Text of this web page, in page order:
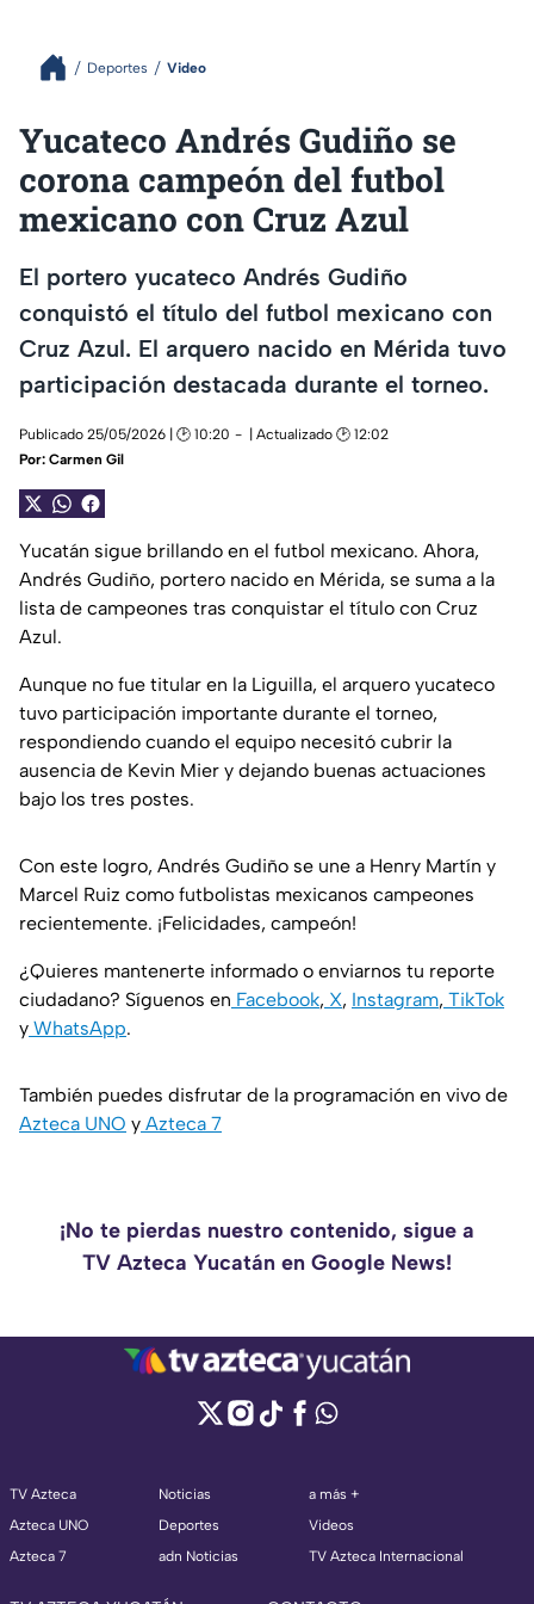
Deportes Video
Yucateco Andrés Gudiño se
corona campeón del futbol
mexicano con Cruz Azul
El portero yucateco Andrés Gudiño
conquistó el título del futbol mexicano con
Cruz Azul. El arquero nacido en Mérida tuvo
participación destacada durante el torneo.
Publicado 25/05/2026 | 🕑 10:20
| Actualizado 🕑 12:02
Por: Carmen Gil
Yucatán sigue brillando en el futbol mexicano. Ahora,
Andrés Gudiño, portero nacido en Mérida, se suma a la
lista de campeones tras conquistar el título con Cruz
Azul.
Aunque no fue titular en la Liguilla, el arquero yucateco
tuvo participación importante durante el torneo,
respondiendo cuando el equipo necesitó cubrir la
ausencia de Kevin Mier y dejando buenas actuaciones
bajo los tres postes.
Con este logro, Andrés Gudiño se une a Henry Martín y
Marcel Ruiz como futbolistas mexicanos campeones
recientemente. ¡Felicidades, campeón!
¿Quieres mantenerte informado o enviarnos tu reporte
ciudadano? Síguenos en Facebook, X, Instagram, TikTok
y WhatsApp.
También puedes disfrutar de la programación en vivo de
Azteca UNO y Azteca 7
¡No te pierdas nuestro contenido, sigue a
TV Azteca Yucatán en Google News!
TV Azteca
Azteca UNO
Azteca 7
Noticias
Deportes
adn Noticias
a más +
Videos
TV Azteca Internacional